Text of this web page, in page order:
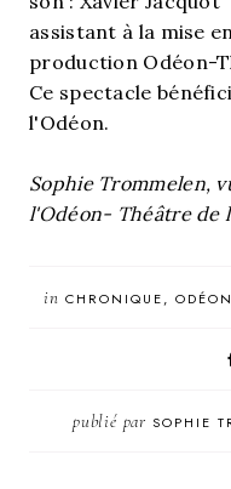
assistant à la mise
production Odéon-
Ce spectacle
l'Odéon.
Sophie Trommelen,
l'Odéon- Théâtre de
in CHRONIQUE
publié par SOPHIE